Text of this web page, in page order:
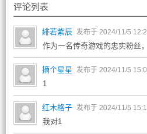
评论列表
緋若紫辰 发布于 2024/11/5
作为一名传奇游戏的忠实粉丝
摘个星星 发布于 2024/11/5
1
红木格子 发布于 2024/11/5
我对1